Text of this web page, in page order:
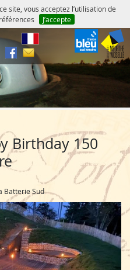
site, vous acceptez l’utilisation de
J’accepte
Birthday 150
Batterie Sud